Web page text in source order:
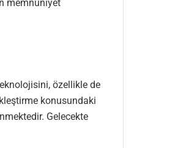
memnuniyet
özellikle de
konusundaki
Gelecekte